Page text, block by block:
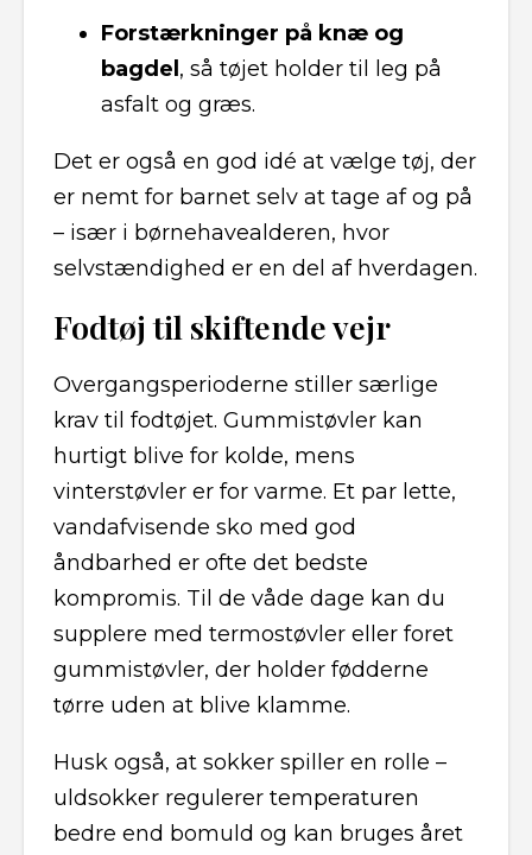
Forstærkninger på knæ og
bagdel , så tøjet holder til leg på
asfalt og græs.
Det er også en god idé at vælge tøj, der
er nemt for barnet selv at tage af og på
– især i børnehavealderen, hvor
selvstændighed er en del af hverdagen.
Fodtøj til skiftende vejr
Overgangsperioderne stiller særlige
krav til fodtøjet. Gummistøvler kan
hurtigt blive for kolde, mens
vinterstøvler er for varme. Et par lette,
vandafvisende sko med god
åndbarhed er ofte det bedste
kompromis. Til de våde dage kan du
supplere med termostøvler eller foret
gummistøvler, der holder fødderne
tørre uden at blive klamme.
Husk også, at sokker spiller en rolle –
uldsokker regulerer temperaturen
bedre end bomuld og kan bruges året